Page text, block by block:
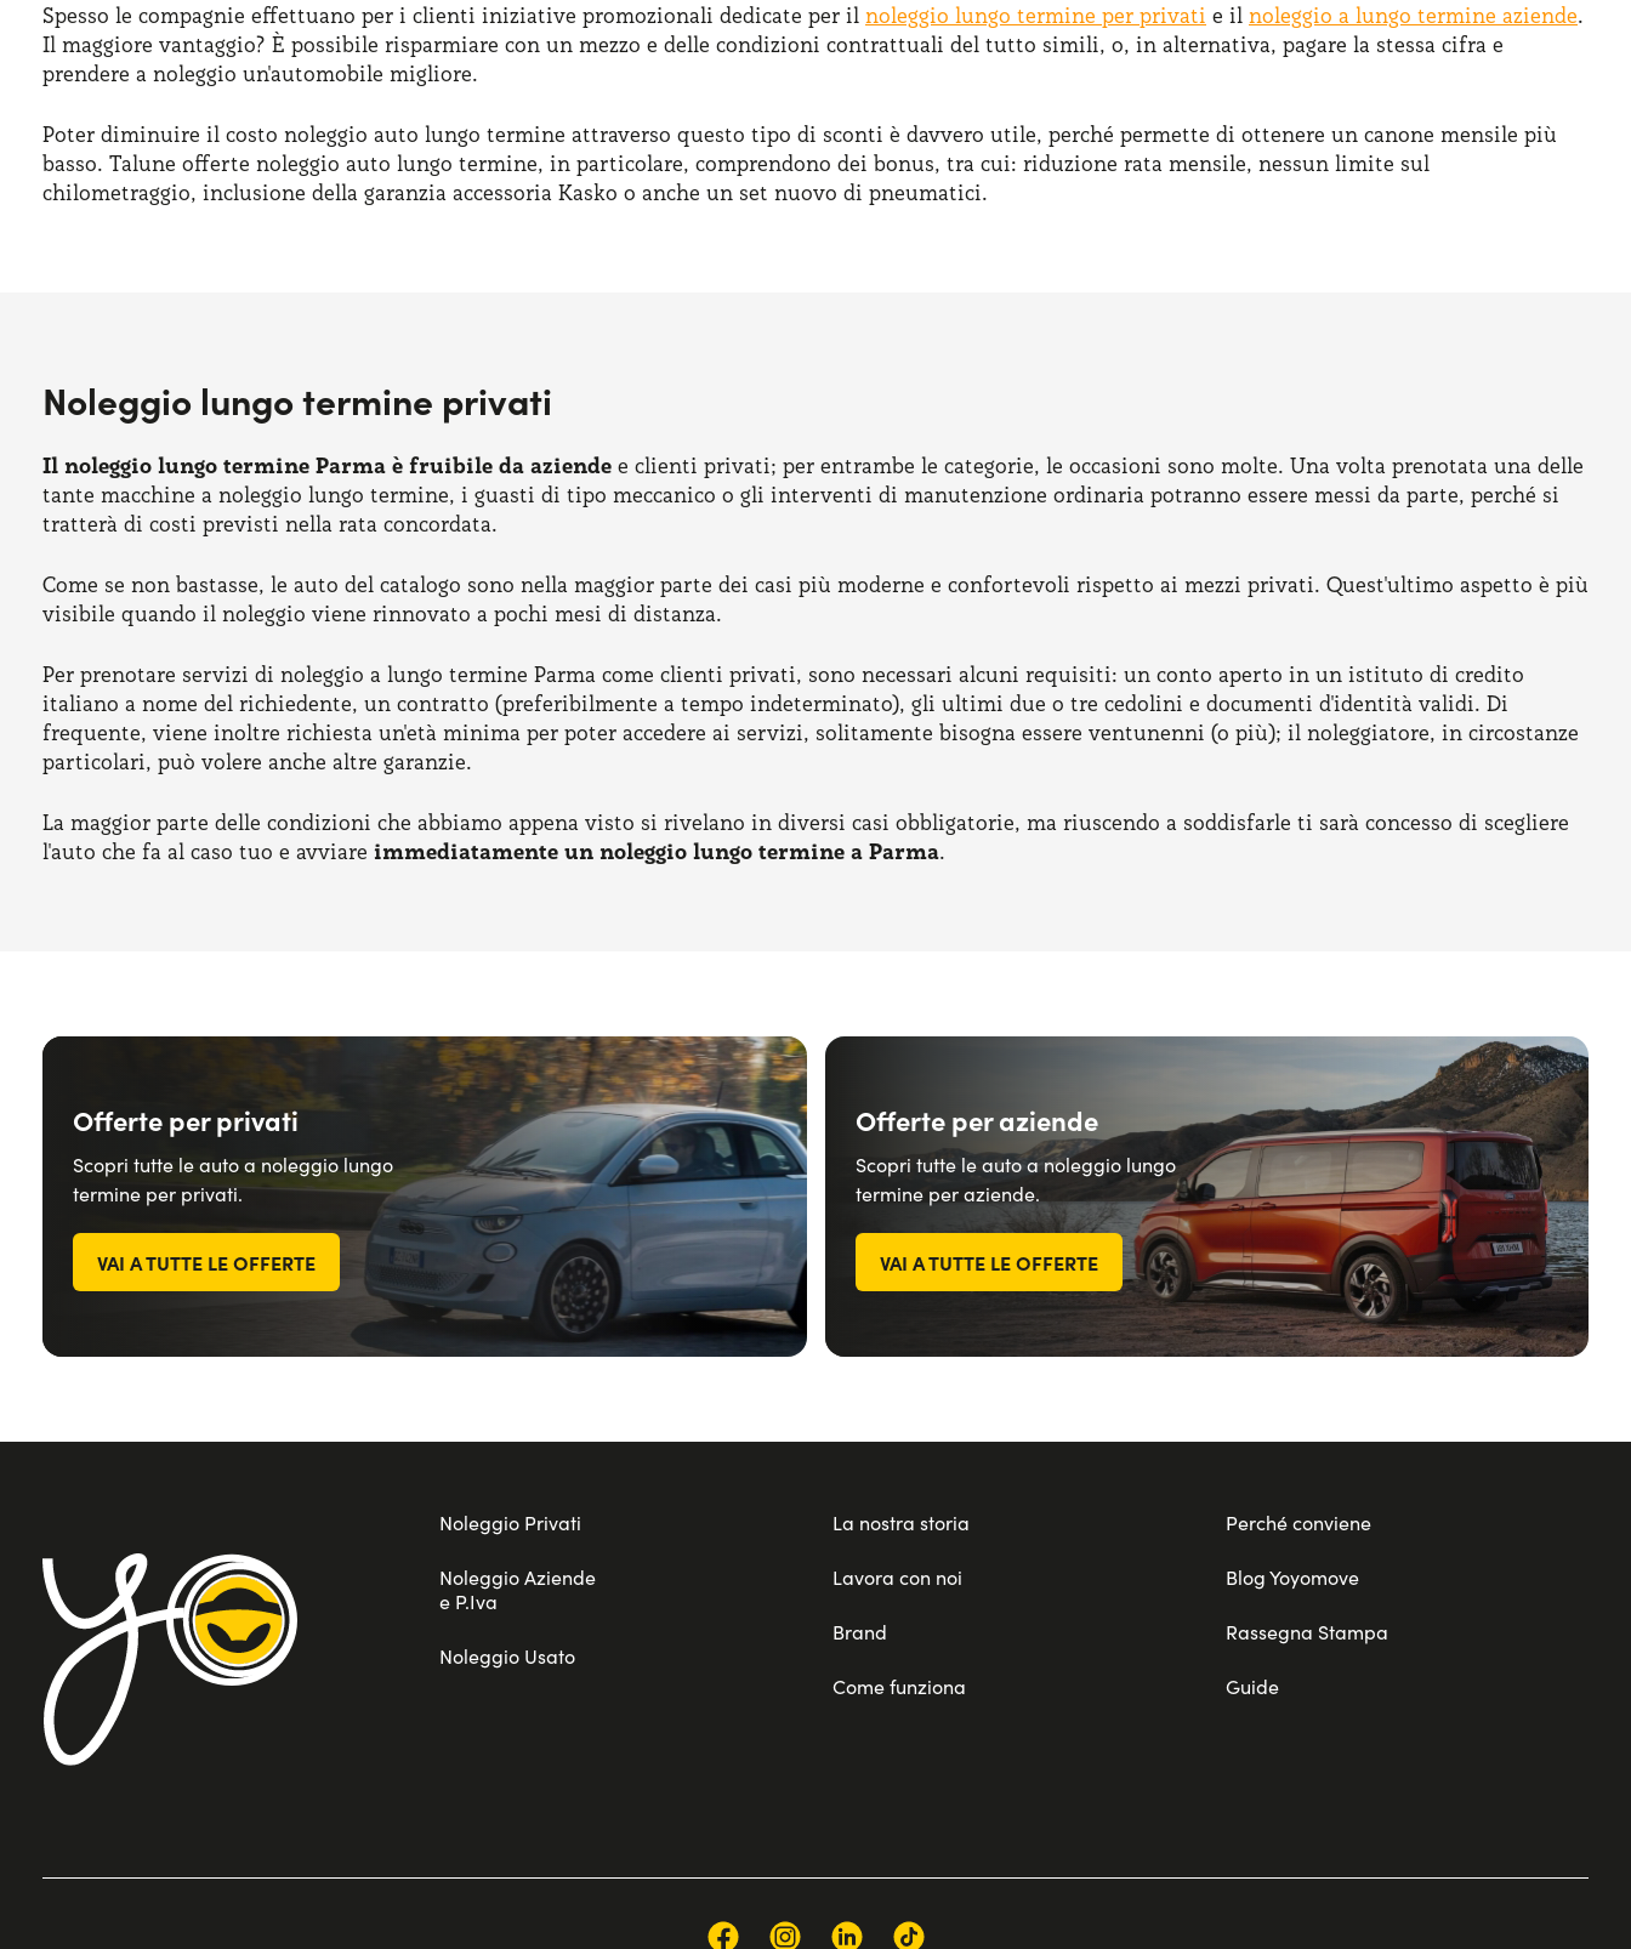
Spesso le compagnie effettuano per i clienti iniziative promozionali dedicate per il noleggio lungo termine per privati e il noleggio a lungo termine aziende.
Il maggiore vantaggio? È possibile risparmiare con un mezzo e delle condizioni contrattuali del tutto simili, o, in alternativa, pagare la stessa cifra e
prendere a noleggio un'automobile migliore.
Poter diminuire il costo noleggio auto lungo termine attraverso questo tipo di sconti è davvero utile, perché permette di ottenere un canone mensile più
basso. Talune offerte noleggio auto lungo termine, in particolare, comprendono dei bonus, tra cui: riduzione rata mensile, nessun limite sul
chilometraggio, inclusione della garanzia accessoria Kasko o anche un set nuovo di pneumatici.
Noleggio lungo termine privati
Il noleggio lungo termine Parma è fruibile da aziende e clienti privati; per entrambe le categorie, le occasioni sono molte. Una volta prenotata una delle
tante macchine a noleggio lungo termine, i guasti di tipo meccanico o gli interventi di manutenzione ordinaria potranno essere messi da parte, perché si
tratterà di costi previsti nella rata concordata.
Come se non bastasse, le auto del catalogo sono nella maggior parte dei casi più moderne e confortevoli rispetto ai mezzi privati. Quest'ultimo aspetto è più
visibile quando il noleggio viene rinnovato a pochi mesi di distanza.
Per prenotare servizi di noleggio a lungo termine Parma come clienti privati, sono necessari alcuni requisiti: un conto aperto in un istituto di credito
italiano a nome del richiedente, un contratto (preferibilmente a tempo indeterminato), gli ultimi due o tre cedolini e documenti d'identità validi. Di
frequente, viene inoltre richiesta un'età minima per poter accedere ai servizi, solitamente bisogna essere ventunenni (o più); il noleggiatore, in circostanze
particolari, può volere anche altre garanzie.
La maggior parte delle condizioni che abbiamo appena visto si rivelano in diversi casi obbligatorie, ma riuscendo a soddisfarle ti sarà concesso di scegliere
l'auto che fa al caso tuo e avviare immediatamente un noleggio lungo termine a Parma.
Offerte per privati
Scopri tutte le auto a noleggio lungo
termine per privati.
VAI A TUTTE LE OFFERTE
Offerte per aziende
Scopri tutte le auto a noleggio lungo
termine per aziende.
VAI A TUTTE LE OFFERTE
Noleggio Privati
Noleggio Aziende
e P.Iva
Noleggio Usato
La nostra storia
Lavora con noi
Brand
Come funziona
Perché conviene
Blog Yoyomove
Rassegna Stampa
Guide